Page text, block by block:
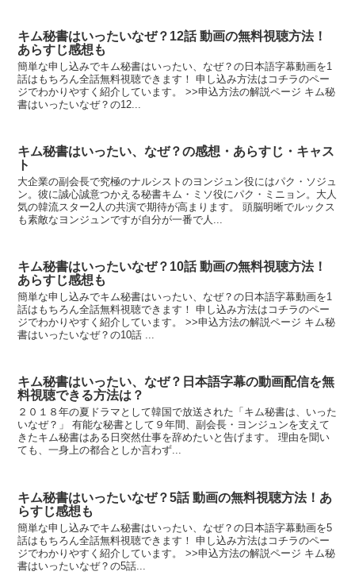
キム秘書はいったいなぜ？12話 動画の無料視聴方法！
あらすじ感想も
簡単な申し込みでキム秘書はいったい、なぜ？の日本語字幕動画を1
話はもちろん全話無料視聴できます！ 申し込み方法はコチラのペー
ジでわかりやすく紹介しています。 >>申込方法の解説ページ キム秘
書はいったいなぜ？の12...
キム秘書はいったい、なぜ？の感想・あらすじ・キャス
ト
大企業の副会長で究極のナルシストのヨンジュン役にはパク・ソジュ
ン。彼に誠心誠意つかえる秘書キム・ミソ役にパク・ミニョン。大人
気の韓流スター2人の共演で期待が高まります。 頭脳明晰でルックス
も素敵なヨンジュンですが自分が一番で人...
キム秘書はいったいなぜ？10話 動画の無料視聴方法！
あらすじ感想も
簡単な申し込みでキム秘書はいったい、なぜ？の日本語字幕動画を1
話はもちろん全話無料視聴できます！ 申し込み方法はコチラのペー
ジでわかりやすく紹介しています。 >>申込方法の解説ページ キム秘
書はいったいなぜ？の10話 ...
キム秘書はいったい、なぜ？日本語字幕の動画配信を無
料視聴できる方法は？
２０１８年の夏ドラマとして韓国で放送された「キム秘書は、いった
いなぜ？」 有能な秘書として９年間、副会長・ヨンジュンを支えて
きたキム秘書はある日突然仕事を辞めたいと告げます。 理由を聞い
ても、一身上の都合としか言わず...
キム秘書はいったいなぜ？5話 動画の無料視聴方法！あ
らすじ感想も
簡単な申し込みでキム秘書はいったい、なぜ？の日本語字幕動画を5
話はもちろん全話無料視聴できます！ 申し込み方法はコチラのペー
ジでわかりやすく紹介しています。 >>申込方法の解説ページ キム秘
書はいったいなぜ？の5話...